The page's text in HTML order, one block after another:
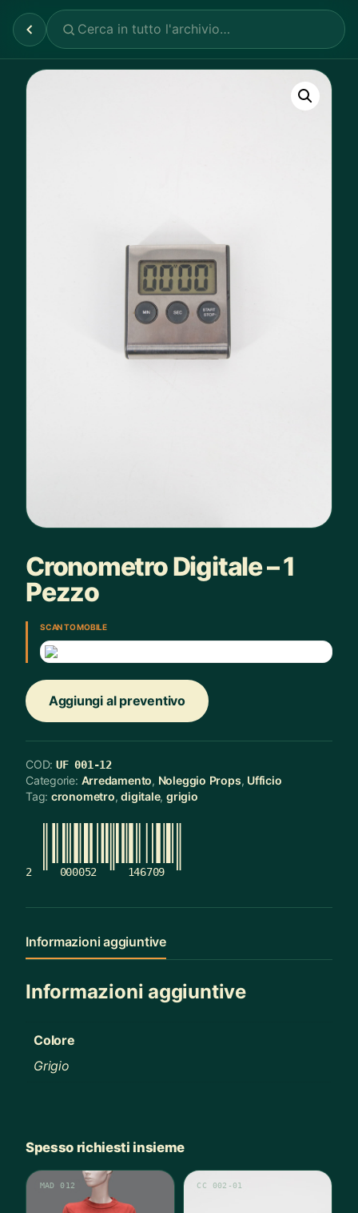
Cronometro Digitale – 1
Pezzo
SCAN TO MOBILE
Aggiungi al preventivo
COD: UF 001-12
Categorie: Arredamento, Noleggio Props, Ufficio
Tag: cronometro,digitale, grigio
2 000052 146709
Informazioni aggiuntive
Informazioni aggiuntive
Colore
Grigio
Spesso richiesti insieme
MAD 012 CC 002-01